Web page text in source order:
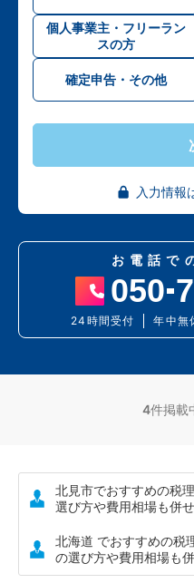
個人事業主・フリーラン
スの方
確定申告・その他
入力情報
お電話で
050
24時間受付 年中無
4件掲載
北見市でおすすめの税
選び方や費用相場も併
北海道 でおすすめの税
の選び方や費用相場も